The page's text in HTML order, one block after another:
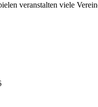
veranstalten viele